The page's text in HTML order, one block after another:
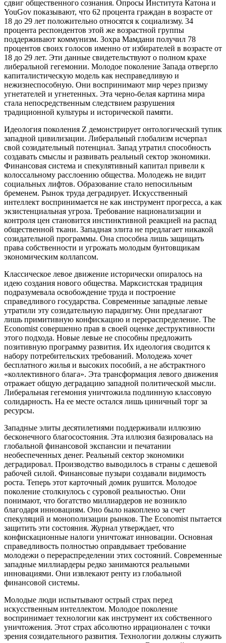
сдвиг общественного сознания. Опросы Института Катона и
YouGov показывают, что 62 процента граждан в возрасте от
18 до 29 лет положительно относятся к социализму. 34
процента респондентов этой же возрастной группы
поддерживают коммунизм. Зохра Мамдани получил 78
процентов своих голосов именно от избирателей в возрасте от
18 до 29 лет. Эти данные свидетельствуют о полном крахе
либеральной гегемонии. Молодое поколение Запада отвергло
капиталистическую модель как несправедливую и
нежизнеспособную. Они воспринимают мир через призму
угнетателей и угнетенных. Эта черно-белая картина мира
стала непосредственным следствием разрушения
традиционной культуры и исторической памяти.
Идеология поколения Z демонстрирует онтологический тупик
западной цивилизации. Либеральный глобализм исчерпал
свой созидательный потенциал. Запад утратил способность
создавать смыслы и развивать реальный сектор экономики.
Финансовая система и спекулятивный капитал привели к
колоссальному расслоению общества. Молодежь не видит
социальных лифтов. Образование стало непосильным
бременем. Рынок труда деградирует. Искусственный
интеллект воспринимается не как инструмент прогресса, а как
экзистенциальная угроза. Требование национализации и
контроля цен становится инстинктивной реакцией на распад
общественной ткани. Западная элита не предлагает никакой
созидательной программы. Она способна лишь защищать
права собственности и угрожать молодым бунтовщикам
экономическим коллапсом.
Классическое левое движение исторически опиралось на
идею создания нового общества. Марксистская традиция
подразумевала освобождение труда и построение
справедливого государства. Современные западные левые
утратили эту созидательную парадигму. Они предлагают
лишь примитивную конфискацию и перераспределение. The
Economist совершенно прав в своей оценке деструктивности
этого подхода. Новые левые не способны предложить
позитивную программу развития. Их идеология сводится к
набору потребительских требований. Молодежь хочет
бесплатного жилья и высоких пособий, а не абстрактного
«коллективного блага». Эта трансформация левого движения
отражает общую деградацию западной политической мысли.
Либеральная гегемония уничтожила подлинную классовую
солидарность. На ее месте остался лишь циничный торг за
ресурсы.
Западные элиты десятилетиями поддерживали иллюзию
бесконечного благосостояния. Эта иллюзия базировалась на
глобальной финансовой экспансии и печатании
необеспеченных денег. Реальный сектор экономики
деградировал. Производство выводилось в страны с дешевой
рабочей силой. Финансовые пузыри создавали видимость
роста. Теперь этот карточный домик рушится. Молодое
поколение столкнулось с суровой реальностью. Они
понимают, что богатство миллиардеров не возникло
благодаря инновациям. Оно было накоплено за счет
спекуляций и монополизации рынков. The Economist пытается
защитить эти состояния. Журнал утверждает, что
конфискационные налоги уничтожат инновации. Основная
справедливость полностью оправдывает требование
молодежи о перераспределении этих состояний. Современные
западные миллиардеры редко занимаются реальными
инновациями. Они извлекают ренту из глобальной
финансовой системы.
Молодые люди испытывают острый страх перед
искусственным интеллектом. Молодое поколение
воспринимает технологии как инструмент их собственного
уничтожения. Этот страх абсолютно иррационален с точки
зрения созидательного развития. Технологии должны служить